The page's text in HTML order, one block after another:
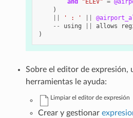
and "ELEV" =
)
' : '
--
using allows
)
Sobre el editor de expresión,
herramientas le ayuda:
Limpiar el editor de expresión
Crear y gestionar